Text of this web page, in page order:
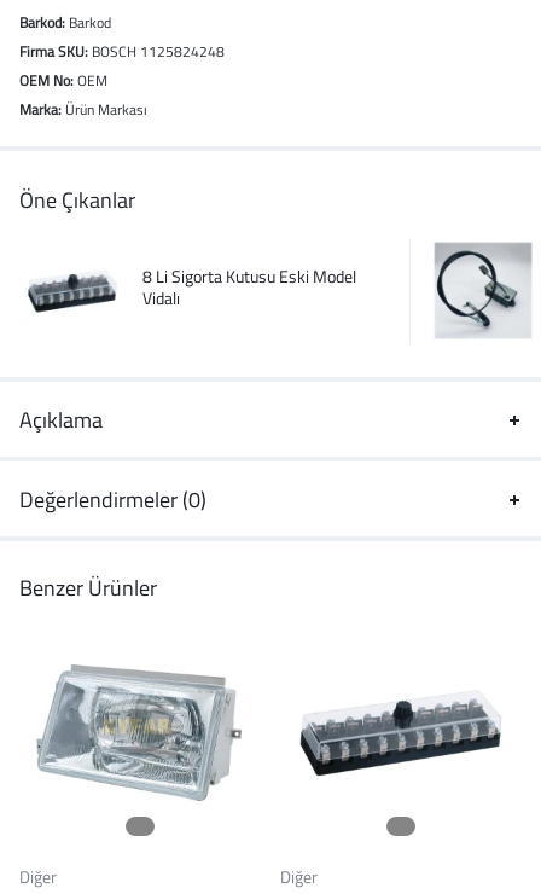
Barkod: Barkod
Firma SKU: BOSCH 1125824248
OEM No:OEM
Marka: Ürün Markası
Öne Çıkanlar
8 Li Sigorta Kutusu Eski Model
Vidalı
Açıklama
Değerlendirmeler (0)
Benzer Ürünler
Diğer
Diğer